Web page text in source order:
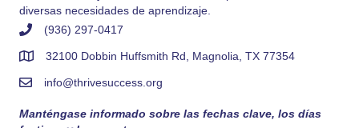
diversas necesidades de aprendizaje.
(936) 297-0417
32100 Dobbin Huffsmith Rd, Magnolia, TX 77354
info@thrivesuccess.org
Manténgase informado sobre las fechas clave, los días